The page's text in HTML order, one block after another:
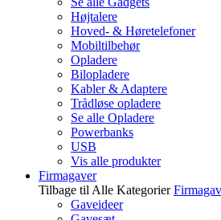
Højtalere
Hoved- & Høretelefoner
Mobiltilbehør
Opladere
Bilopladere
Kabler & Adaptere
Trådløse opladere
Se alle Opladere
Powerbanks
USB
Vis alle produkter
Firmagaver
Tilbage til Alle Kategorier
Gaveideer